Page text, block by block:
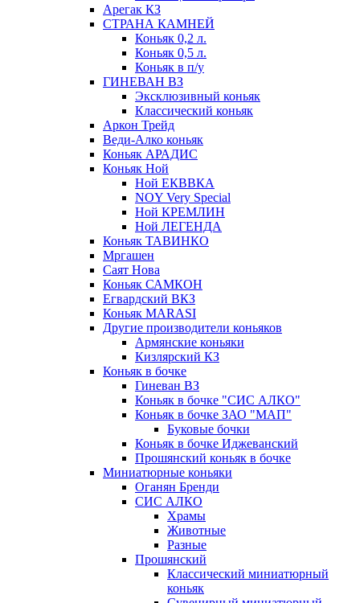
Арегак КЗ
СТРАНА КАМНЕЙ
Коньяк 0,2 л.
Коньяк 0,5 л.
Коньяк в п/у
ГИНЕВАН ВЗ
Эксклюзивный коньяк
Классический коньяк
Аркон Трейд
Веди-Алко коньяк
Коньяк АРАДИС
Коньяк Ной
Ной ЕКВВКА
NOY Very Special
Ной КРЕМЛИН
Ной ЛЕГЕНДА
Коньяк ТАВИНКО
Мргашен
Саят Нова
Коньяк САМКОН
Егвардский ВКЗ
Коньяк MARASI
Другие производители коньяков
Армянские коньяки
Кизлярский КЗ
Коньяк в бочке
Гиневан ВЗ
Коньяк в бочке "СИС АЛКО"
Коньяк в бочке ЗАО "МАП"
Буковые бочки
Коньяк в бочке Иджеванский
Прошянский коньяк в бочке
Миниатюрные коньяки
Оганян Бренди
СИС АЛКО
Храмы
Животные
Разные
Прошянский
Классический миниатюрный
коньяк